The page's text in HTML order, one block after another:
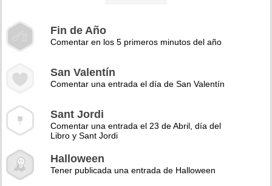
Fin de Año
Comentar en los 5 primeros minutos del año
San Valentín
Comentar una entrada el día de San Valentín
Sant Jordi
Comentar una entrada el 23 de Abril, día del
Libro y Sant Jordi
Halloween
Tener publicada una entrada de Halloween